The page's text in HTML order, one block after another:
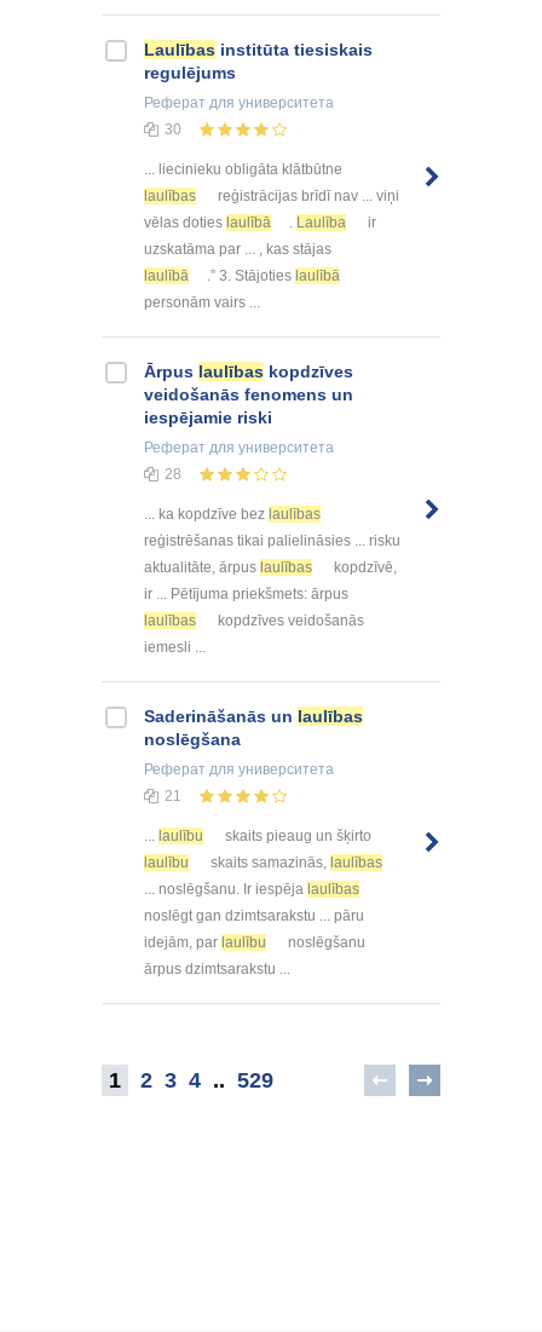
Laulības institūta tiesiskais
regulējums
Реферат для университета
30
... liecinieku obligāta klātbūtne
laulības
reģistrācijas brīdī nav ... viņi
vēlas doties laulībā . Laulība
ir
uzskatāma par ... , kas stājas
laulībā
.” 3. Stājoties laulībā
personām vairs ...
Ārpus laulības kopdzīves
veidošanās fenomens un
iespējamie riski
Реферат для университета
28
... ka kopdzīve bez laulības
reģistrēšanas tikai palielināsies ... risku
aktualitāte, ārpus laulības
kopdzīvē,
ir ... Pētījuma priekšmets: ārpus
laulības
kopdzīves veidošanās
iemesli ...
Saderināšanās un laulības
noslēgšana
Реферат для университета
21
... laulību
skaits pieaug un šķirto
laulību
skaits samazinās, laulības
... noslēgšanu. Ir iespēja laulības
noslēgt gan dzimtsarakstu ... pāru
idejām, par laulību
noslēgšanu
ārpus dzimtsarakstu ...
1 2 3 4 .. 529